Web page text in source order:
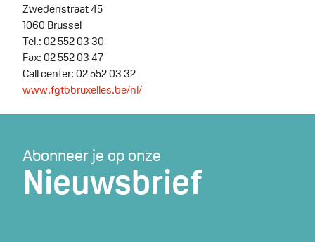
Zwedenstraat 45
1060 Brussel
Tel.: 02 552 03 30
Fax: 02 552 03 47
Call center: 02 552 03 32
www.fgtbbruxelles.be/nl/
Abonneer je op onze
Nieuwsbrief